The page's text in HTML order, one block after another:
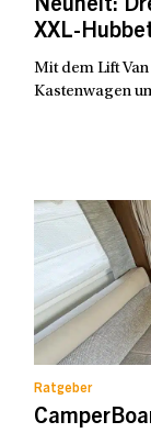
Neuheit:
XXL-
Mit dem Lift
Kastenwagen
Ratgeber